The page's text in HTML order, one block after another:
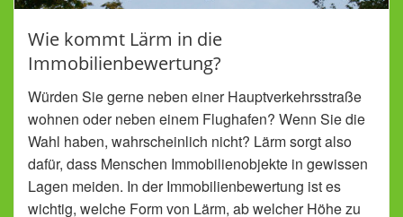
Wie kommt Lärm in die
Immobilienbewertung?
Würden Sie gerne neben einer Hauptverkehrsstraße
wohnen oder neben einem Flughafen? Wenn Sie die
Wahl haben, wahrscheinlich nicht? Lärm sorgt also
dafür, dass Menschen Immobilienobjekte in gewissen
Lagen meiden. In der Immobilienbewertung ist es
wichtig, welche Form von Lärm, ab welcher Höhe zu